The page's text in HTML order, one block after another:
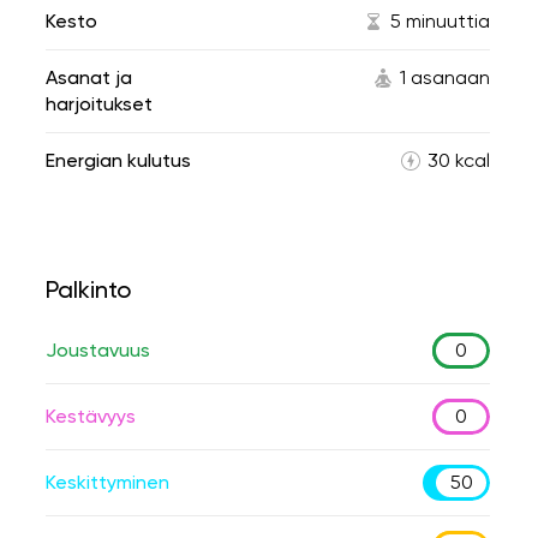
Kesto 5 minuuttia
Asanat ja
harjoitukset
1 asanaan
Energian kulutus 30 kcal
Palkinto
Joustavuus 0
Kestävyys 0
Keskittyminen 50